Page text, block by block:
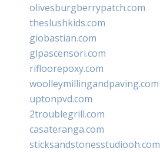
olivesburgberrypatch.com
theslushkids.com
giobastian.com
glpascensori.com
rifloorepoxy.com
woolleymillingandpaving.com
uptonpvd.com
2troublegrill.com
casateranga.com
sticksandstonesstudiooh.com